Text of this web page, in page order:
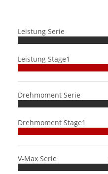
Leistung Serie
Leistung Stage1
Drehmoment Serie
Drehmoment Stage1
V-Max Serie